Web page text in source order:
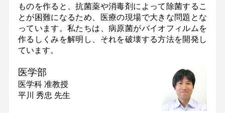
ものを作ると、抗菌薬や消毒剤によって除菌するこ
とが困難になるため、医療の現場で大きな問題とな
っています。私たちは、病原菌がバイオフィルムを
作るしくみを解明し、それを破壊する方法を開発し
ています。
医学部
医学科 准教授
平川 秀忠 先生